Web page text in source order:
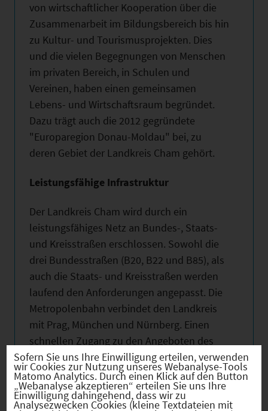
von wirtschaftlicher Kooperation über die
Zusammenarbeit im Bildungsbereich bis hin
zu Kultur- und Tourismusprojekten. Dies
und die vielen Begegnungen von Menschen
im privaten Bereich, in Schulen und
Vereinen, haben einen gemeinsamen
Lebens- und Wirtschaftsraum begründet.
Dazu trägt auch die 2012 gegründete
"Europaregion Donau-Moldau" bei, zu
deren Gebiet der Landkreis Cham gehört.
Leistungsfähige Infrastruktur
Der Landkreis Cham wird durch ein
leistungsfähiges Netz an Bundes-, Staats-
und Kreisstraßen erschlossen. Sowohl die
drei Bundesstraßen (B20, B22 und B85), als
auch die Staats- und Kreisstraßen werden
laufend den Anforderungen angepasst. Die
Metropolenbahn verbindet den Landkreis
mit Prag, München und Nürnberg. Einen
schnellen Zugang zu den Angeboten des
Öffentlichen Personennahverkehrs bietet
die Mobilitätszentrale. Der Landkreis Cham
gestaltet zudem mit seinem eigenen
Infrastrukturausbau die Zukunft. So verfolgt
Sofern Sie uns Ihre Einwilligung erteilen, verwenden
wir Cookies zur Nutzung unseres Webanalyse-Tools
Matomo Analytics. Durch einen Klick auf den Button
„Webanalyse akzeptieren“ erteilen Sie uns Ihre
Einwilligung dahingehend, dass wir zu
Analysezwecken Cookies (kleine Textdateien mit